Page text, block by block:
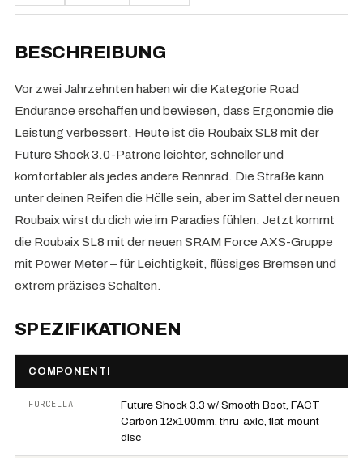
BESCHREIBUNG
Vor zwei Jahrzehnten haben wir die Kategorie Road
Endurance erschaffen und bewiesen, dass Ergonomie die
Leistung verbessert. Heute ist die Roubaix SL8 mit der
Future Shock 3.0-Patrone leichter, schneller und
komfortabler als jedes andere Rennrad. Die Straße kann
unter deinen Reifen die Hölle sein, aber im Sattel der neuen
Roubaix wirst du dich wie im Paradies fühlen. Jetzt kommt
die Roubaix SL8 mit der neuen SRAM Force AXS-Gruppe
mit Power Meter – für Leichtigkeit, flüssiges Bremsen und
extrem präzises Schalten.
SPEZIFIKATIONEN
COMPONENTI
FORCELLA
Future Shock 3.3 w/ Smooth Boot, FACT
Carbon 12x100mm, thru-axle, flat-mount
disc